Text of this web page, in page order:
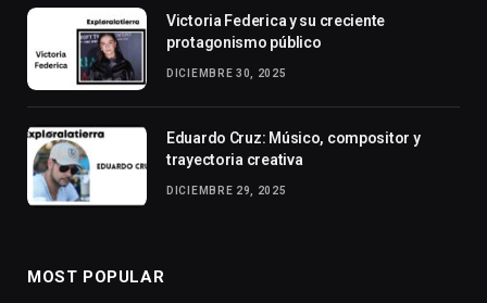
Victoria Federica y su creciente
protagonismo público
DICIEMBRE 30, 2025
Eduardo Cruz: Músico, compositor y
trayectoria creativa
DICIEMBRE 29, 2025
MOST POPULAR